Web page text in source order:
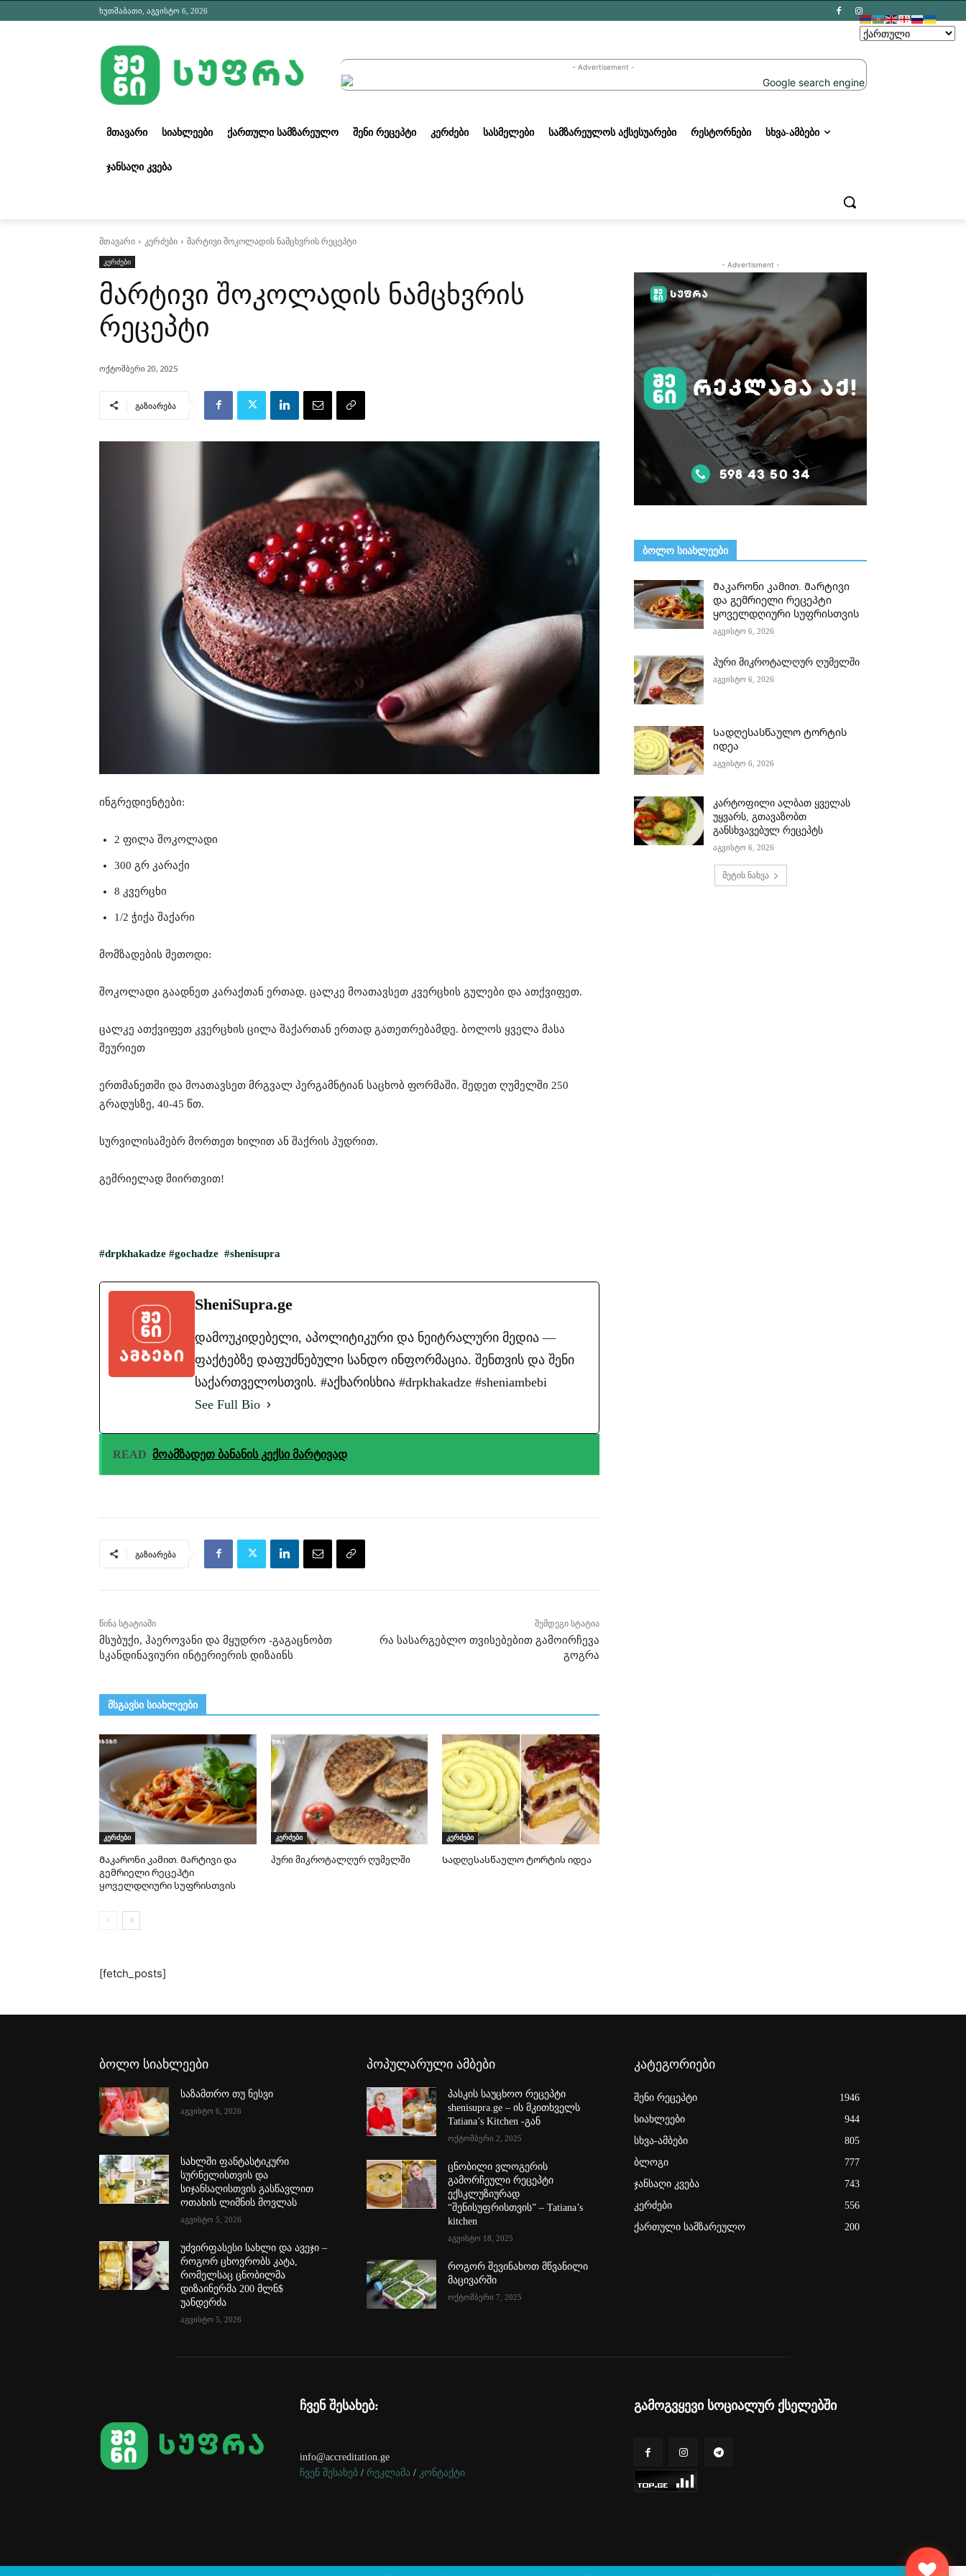
ხუთშაბათი, აგვისტო 6, 2026
- Advertisement -
ᲛᲗᲐᲕᲐᲠᲘ ᲡᲘᲐᲮᲚᲔᲔᲑᲘ ᲥᲐᲠᲗᲣᲚᲘ ᲡᲐᲛᲖᲐᲠᲔᲣᲚᲝ ᲨᲔᲜᲘ ᲠᲔᲪᲔᲞᲢᲘ ᲙᲔᲠᲫᲔᲑᲘ ᲡᲐᲡᲛᲔᲚᲔᲑᲘ ᲡᲐᲛᲖᲐᲠᲔᲣᲚᲝᲡ ᲐᲥᲡᲔᲡᲣᲐᲠᲔᲑᲘ ᲠᲔᲡᲢᲝᲠᲜᲔᲑᲘ ᲡᲮᲕᲐ-ᲐᲛᲑᲔᲑᲘ
ᲯᲐᲜᲡᲐᲦᲘ ᲙᲕᲔᲑᲐ
მთავარი კერძები
მარტივი შოკოლადის ნამცხვრის რეცეპტი
კერძები
მარტივი შოკოლადის ნამცხვრის
რეცეპტი
ოქტომბერი 20, 2025
გაზიარება
ინგრედიენტები:
2 ფილა შოკოლადი
300 გრ კარაქი
8 კვერცხი
1/2 ჭიქა შაქარი
მომზადების მეთოდი:
შოკოლადი გაადნეთ კარაქთან ერთად. ცალკე მოათავსეთ კვერცხის გულები და ათქვიფეთ.
ცალკე ათქვიფეთ კვერცხის ცილა შაქართან ერთად გათეთრებამდე. ბოლოს ყველა მასა
შეურიეთ
ერთმანეთში და მოათავსეთ მრგვალ პერგამნტიან საცხობ ფორმაში. შედეთ ღუმელში 250
გრადუსზე, 40-45 წთ.
სურვილისამებრ მორთეთ ხილით ან შაქრის პუდრით.
გემრიელად მიირთვით!
#drpkhakadze #gochadze #shenisupra
SheniSupra.ge
დამოუკიდებელი, აპოლიტიკური და ნეიტრალური მედია —
ფაქტებზე დაფუძნებული სანდო ინფორმაცია. შენთვის და შენი
საქართველოსთვის. #აქხარისხია #drpkhakadze #sheniambebi
See Full Bio
READ მოამზადეთ ბანანის კექსი მარტივად
გაზიარება
წინა სტატიაში
მსუბუქი, ჰაეროვანი და მყუდრო -გაგაცნობთ
სკანდინავიური ინტერიერის დიზაინს
შემდეგი სტატია
რა სასარგებლო თვისებებით გამოირჩევა
გოგრა
მსგავსი სიახლეები
კერძები
Მაკარონი კამით. Მარტივი და
გემრიელი რეცეპტი
ყოველდღიური სუფრისთვის
კერძები
პური მიკროტალღურ ღუმელში
კერძები
Სადღესასწაულო ტორტის იდეა
[fetch_posts]
- Advertisment -
ᲑᲝᲚᲝ ᲡᲘᲐᲮᲚᲔᲔᲑᲘ
Მაკარონი კამით. Მარტივი
და გემრიელი რეცეპტი
ყოველდღიური სუფრისთვის
აგვისტო 6, 2026
პური მიკროტალღურ ღუმელში
აგვისტო 6, 2026
Სადღესასწაულო ტორტის
იდეა
აგვისტო 6, 2026
კარტოფილი ალბათ ყველას
უყვარს, გთავაზობთ
განსხვავებულ რეცეპტს
აგვისტო 6, 2026
მეტის ნახვა
ბოლო სიახლეები
საზამთრო თუ ნესვი
აგვისტო 6, 2026
სახლში ფანტასტიკური
სურნელისთვის და
სიჯანსაღისთვის გასწავლით
ოთახის ლიმნის მოვლას
აგვისტო 5, 2026
უძვირფასესი სახლი და ავეჯი –
როგორ ცხოვრობს კატა,
რომელსაც ცნობილმა
დიზაინერმა 200 მლნ$
უანდერძა
აგვისტო 5, 2026
პოპულარული ამბები
პასკის საუცხოო რეცეპტი
shenisupra.ge – ის მკითხველს
Tatiana’s Kitchen -გან
ოქტომბერი 2, 2025
ცნობილი ვლოგერის
გამორჩეული რეცეპტი
ექსკლუზიურად
“შენისუფრისთვის” – Tatiana’s
kitchen
აგვისტო 18, 2025
როგორ შევინახოთ მწვანილი
მაცივარში
ოქტომბერი 7, 2025
კატეგორიები
შენი რეცეპტი
1946
სიახლეები
944
სხვა-ამბები
805
ბლოგი
777
ჯანსაღი კვება
743
კერძები
556
ქართული სამზარეულო
200
ჩვენ შესახებ:
info@accreditation.ge
ჩვენ შესახებ / რეკლამა / კონტაქტი
გამოგვყევი სოციალურ ქსელებში